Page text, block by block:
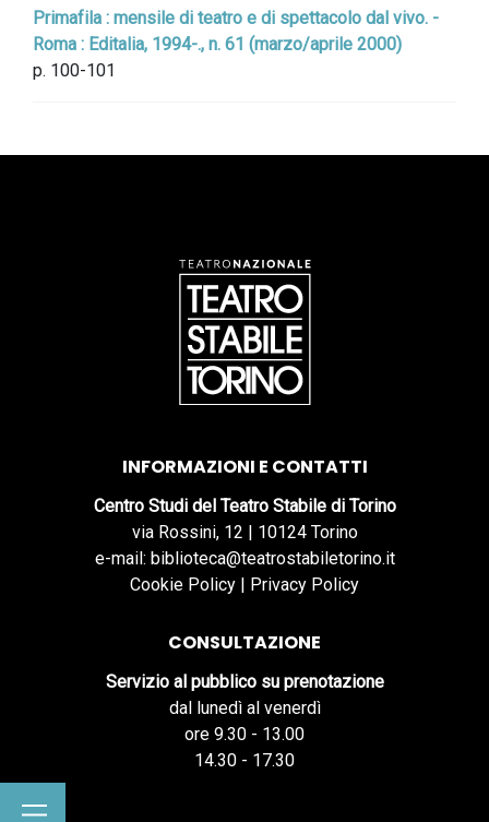
Primafila : mensile di teatro e di spettacolo dal vivo. -
Roma : Editalia, 1994-., n. 61 (marzo/aprile 2000)
p. 100-101
INFORMAZIONI E CONTATTI
Centro Studi del Teatro Stabile di Torino
via Rossini, 12 | 10124 Torino
e-mail: biblioteca@teatrostabiletorino.it
Cookie Policy | Privacy Policy
CONSULTAZIONE
Servizio al pubblico su prenotazione
dal lunedì al venerdì
ore 9.30 - 13.00
14.30 - 17.30